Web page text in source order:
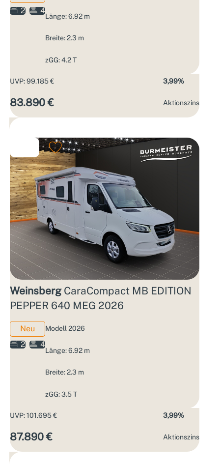
2
4
Länge: 6.92 m
Breite: 2.3 m
zGG: 4.2 T
UVP: 99.185 €
83.890 €
3,99%
Aktions­zins
Weinsberg CaraCompact MB EDITION
PEPPER 640 MEG 2026
Neu
2
4
Modell 2026
Länge: 6.92 m
Breite: 2.3 m
zGG: 3.5 T
UVP: 101.695 €
87.890 €
3,99%
Aktions­zins